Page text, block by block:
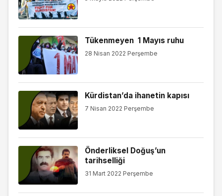
Tükenmeyen 1 Mayıs ruhu
28 Nisan 2022 Perşembe
Kürdistan’da ihanetin kapısı
7 Nisan 2022 Perşembe
Önderliksel Doğuş’un
tarihselliği
31 Mart 2022 Perşembe